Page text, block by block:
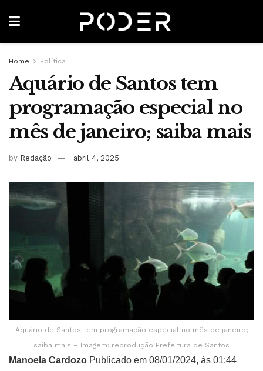
Home Política
Aquário de Santos tem
programação especial no
mês de janeiro; saiba mais
by Redação abril 4, 2025
Aquário de Santos tem programação especial no mês de janeiro;
saiba mais – Imagem: reprodução Prefeitura de Santos
Manoela Cardozo Publicado em 08/01/2024, às 01:44